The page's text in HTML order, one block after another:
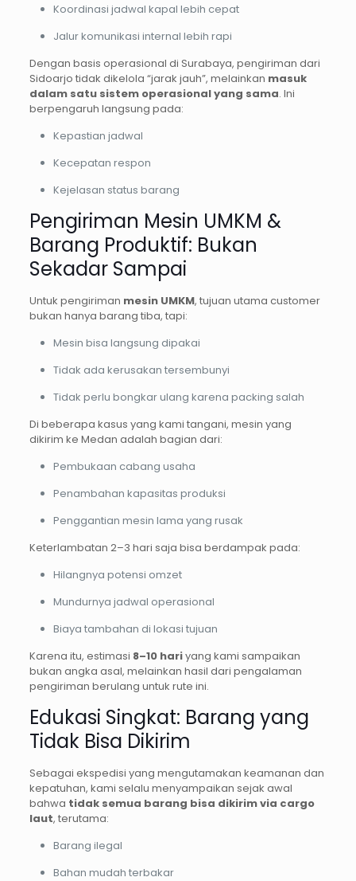
Koordinasi jadwal kapal lebih cepat
Jalur komunikasi internal lebih rapi
Dengan basis operasional di Surabaya, pengiriman dari
Sidoarjo tidak dikelola “jarak jauh”, melainkan masuk
dalam satu sistem operasional yang sama. Ini
berpengaruh langsung pada:
Kepastian jadwal
Kecepatan respon
Kejelasan status barang
Pengiriman Mesin UMKM &
Barang Produktif: Bukan
Sekadar Sampai
Untuk pengiriman mesin UMKM, tujuan utama customer
bukan hanya barang tiba, tapi:
Mesin bisa langsung dipakai
Tidak ada kerusakan tersembunyi
Tidak perlu bongkar ulang karena packing salah
Di beberapa kasus yang kami tangani, mesin yang
dikirim ke Medan adalah bagian dari:
Pembukaan cabang usaha
Penambahan kapasitas produksi
Penggantian mesin lama yang rusak
Keterlambatan 2–3 hari saja bisa berdampak pada:
Hilangnya potensi omzet
Mundurnya jadwal operasional
Biaya tambahan di lokasi tujuan
Karena itu, estimasi 8–10 hariyang kami sampaikan
bukan angka asal, melainkan hasil dari pengalaman
pengiriman berulang untuk rute ini.
Edukasi Singkat: Barang yang
Tidak Bisa Dikirim
Sebagai ekspedisi yang mengutamakan keamanan dan
kepatuhan, kami selalu menyampaikan sejak awal
bahwa tidak semua barang bisa dikirim via cargo
laut, terutama:
Barang ilegal
Bahan mudah terbakar